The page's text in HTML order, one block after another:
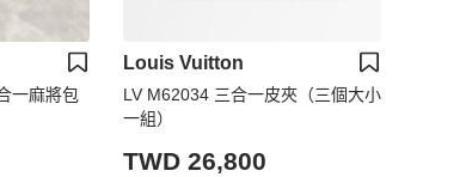
一麻將包
Louis Vuitton
LV M62034 三合一皮夾（三個大小
一組）
TWD 26,800